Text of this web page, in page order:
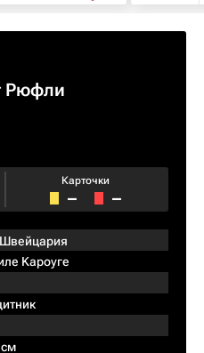
Рюфли
Карточки
– –
Швейцария
Kароуге